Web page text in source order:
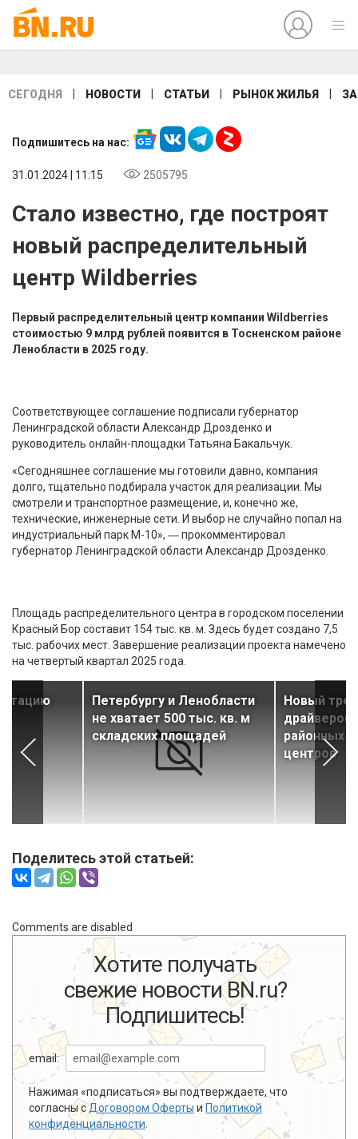
СЕГОДНЯ НОВОСТИ СТАТЬИ РЫНОК ЖИЛЬЯ
Подпишитесь на нас:
31.01.2024 | 11:15 2505795
Стало известно, где построят
новый распределительный
центр Wildberries
Первый распределительный центр компании Wildberries
стоимостью 9 млрд рублей появится в Тосненском районе
Ленобласти в 2025 году.
Соответствующее соглашение подписали губернатор
Ленинградской области Александр Дрозденко и
руководитель онлайн-площадки Татьяна Бакальчук.
«Сегодняшнее соглашение мы готовили давно, компания
долго, тщательно подбирала участок для реализации. Мы
смотрели и транспортное размещение, и, конечно же,
технические, инженерные сети. И выбор не случайно попал на
индустриальный парк М-10», ― прокомментировал
губернатор Ленинградской области Александр Дрозденко.
Площадь распределительного центра в городском поселении
Красный Бор составит 154 тыс. кв. м. Здесь будет создано 7,5
тыс. рабочих мест. Завершение реализации проекта намечено
на четвертый квартал 2025 года.
Петербургу и Ленобласти
не хватает 500 тыс. кв. м
складских площадей
Новый
драйвером
районных
центров
Поделитесь этой статьей:
Comments are disabled
Хотите получать
свежие новости BN.ru?
Подпишитесь!
email:
Нажимая «подписаться» вы подтверждаете, что
согласны сДоговором Оферты и Политикой
конфиденциальности